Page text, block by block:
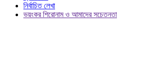
নির্বাচিত লেখা
ভয়ংকর শিরোনাম ও আমাদের সচেতনতা